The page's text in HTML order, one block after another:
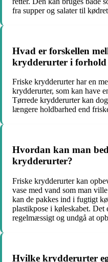
fra supper og salater til
Hvad er forskellen
krydderurter i forhold
Friske krydderurter har en
krydderurter, som kan have
Tørrede krydderurter kan
længere holdbarhed end
Hvordan kan man
krydderurter?
Friske krydderurter kan
vase med vand som man
kan de pakkes ind i fugtigt
plastikpose i køleskabet.
regelmæssigt og undgå at
Hvilke krydderurter